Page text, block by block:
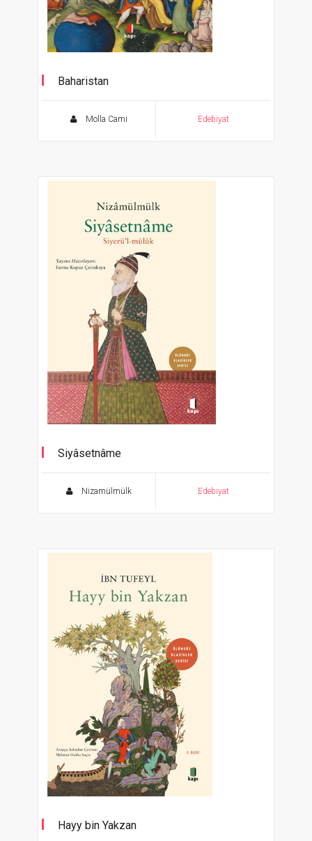
Baharistan
Molla Cami Edebiyat
Siyâsetnâme
Nizamülmülk Edebiyat
Hayy bin Yakzan